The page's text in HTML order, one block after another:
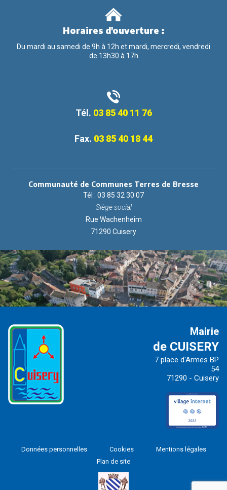
Horaires d'ouverture :
Du mardi au samedi de 9h à 12h et mardi, mercredi, vendredi
de 13h30 à 17h
Tél. 03 85 40 11 76
Fax. 03 85 40 18 44
Communauté de Communes Terres de Bresse
Tél : 03 85 32 30 07
Siège social
Rue Wachenheim
71290 Cuisery
Mairie
de CUISERY
7 place d'Armes BP
54
71290 - Cuisery
Données personnelles Cookies
Mentions légales
Plan de site